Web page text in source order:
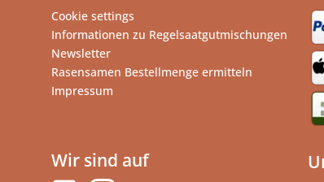
Cookie settings
Informationen zu Regelsaatgutmischungen
Newsletter
Rasensamen Bestellmenge ermitteln
Impressum
Wir sind auf